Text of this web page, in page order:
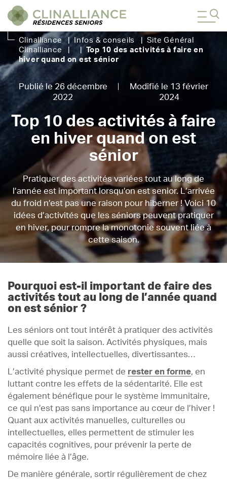
Clinalliance | Infos & conseils
Site Général
Clinalliance
Top 10 des activités à faire en
hiver quand on est sénior
Publié le 26 décembre
2022
Modifié le 13 février
2024
Top 10 des activités à faire
en hiver quand on est
sénior
Pratiquer des activités variées tout au long de
l’année est important lorsqu’on est senior. L’arrivée
du froid n’est pas une raison pour hiberner ! Voici 10
idées d’activités que les séniors peuvent pratiquer
en hiver, pour rompre la monotonie souvent liée à
cette saison.
Pourquoi est-il important de faire des
activités tout au long de l’année quand
on est sénior ?
Les séniors ont tout intérêt à pratiquer des activités
quelle que soit la saison. Activités physiques, mais
aussi créatives, intellectuelles, divertissantes…
L’activité physique permet de rester en forme, en
luttant contre les effets de la sédentarité. Elle est
également bénéfique pour le système immunitaire,
ce qui n’est pas sans importance au cœur de l’hiver !
Quant aux activités manuelles, culturelles ou
intellectuelles, elles permettent de stimuler les
capacités cognitives, pour prévenir la perte de
mémoire liée à l’âge.
De manière générale, sortir régulièrement de chez